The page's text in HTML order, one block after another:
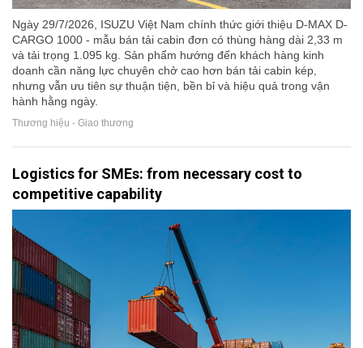
Ngày 29/7/2026, ISUZU Việt Nam chính thức giới thiệu D-MAX D-
CARGO 1000 - mẫu bán tải cabin đơn có thùng hàng dài 2,33 m
và tải trọng 1.095 kg. Sản phẩm hướng đến khách hàng kinh
doanh cần năng lực chuyên chở cao hơn bán tải cabin kép,
nhưng vẫn ưu tiên sự thuận tiện, bền bỉ và hiệu quả trong vận
hành hằng ngày.
Thương hiệu - Giao thương
Logistics for SMEs: from necessary cost to
competitive capability